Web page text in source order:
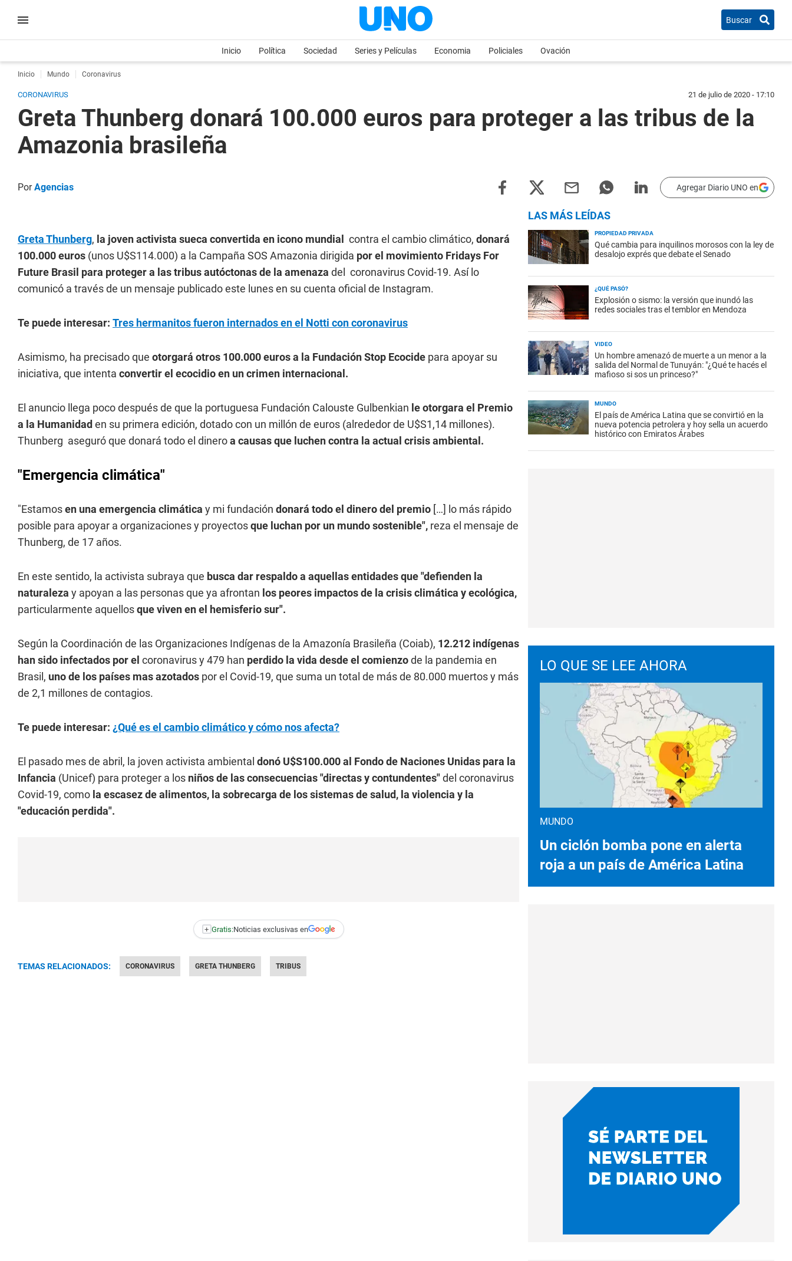
Buscar
Inicio Política Sociedad Series y Películas Economia Policiales Ovación
Inicio Mundo Coronavirus
CORONAVIRUS 21 de julio de 2020 - 17:10
Greta Thunberg donará 100.000 euros para proteger a las tribus de la
Amazonia brasileña
PorAgencias Agregar Diario UNO en
Greta Thunberg, la joven activista sueca convertida en icono mundial contra el cambio climático, donará
100.000 euros (unos U$S114.000) a la Campaña SOS Amazonia dirigida por el movimiento Fridays For
Future Brasil para proteger a las tribus autóctonasde la amenaza del coronavirus Covid-19. Así lo
comunicó a través de un mensaje publicado este lunes en su cuenta oficial de Instagram.
Te puede interesar: Tres hermanitos fueron internados en el Notti con coronavirus
Asimismo, ha precisado que otorgará otros 100.000 euros a la Fundación Stop Ecocide para apoyar su
iniciativa, que intenta convertir el ecocidio en un crimen internacional.
El anuncio llega poco después de que la portuguesa Fundación Calouste Gulbenkian le otorgara el Premio
a la Humanidad en su primera edición, dotado con un millón de euros (alrededor de U$S1,14 millones).
Thunberg aseguró que donará todo el dineroa causas que luchen contra la actual crisis ambiental.
"Emergencia climática"
"Estamosen una emergencia climática y mi fundación donará todo el dinero del premio […] lo más rápido
posible para apoyar a organizaciones y proyectosque luchan por un mundo sostenible", reza el mensaje de
Thunberg, de 17 años.
En este sentido, la activista subraya que busca dar respaldo a aquellas entidades que "defienden la
naturaleza y apoyan a las personas que ya afrontan los peores impactos de la crisis climática y ecológica,
particularmente aquellosque viven en el hemisferio sur".
Según la Coordinación de las Organizaciones Indígenas de la Amazonía Brasileña (Coiab), 12.212 indígenas
han sido infectados por el coronavirus y 479 han perdido la vida desde el comienzode la pandemia en
Brasil, uno de los países mas azotados por el Covid-19, que suma un total de más de 80.000 muertos y más
de 2,1 millones de contagios.
Te puede interesar: ¿Qué es el cambio climático y cómo nos afecta?
El pasado mes de abril, la joven activista ambiental donó U$S100.000 al Fondo de Naciones Unidas para la
Infancia (Unicef) para proteger a los niños de las consecuencias "directas y contundentes"del coronavirus
Covid-19, como la escasez de alimentos, la sobrecarga de los sistemas de salud, la violencia y la
"educación perdida".
+ Gratis:Noticias exclusivas en
TEMAS RELACIONADOS: CORONAVIRUS GRETA THUNBERG TRIBUS
LAS MÁS LEÍDAS
PROPIEDAD PRIVADA
Qué cambia para inquilinos morosos con la ley de
desalojo exprés que debate el Senado
¿QUÉ PASÓ?
Explosión o sismo: la versión que inundó las
redes sociales tras el temblor en Mendoza
VIDEO
Un hombre amenazó de muerte a un menor a la
salida del Normal de Tunuyán: "¿Qué te hacés el
mafioso si sos un princeso?"
MUNDO
El país de América Latina que se convirtió en la
nueva potencia petrolera y hoy sella un acuerdo
histórico con Emiratos Árabes
LO QUE SE LEE AHORA
MUNDO
Un ciclón bomba pone en alerta
roja a un país de América Latina